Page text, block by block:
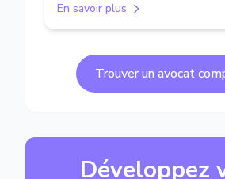
En savoir plus
Trouver un avocat
Développez